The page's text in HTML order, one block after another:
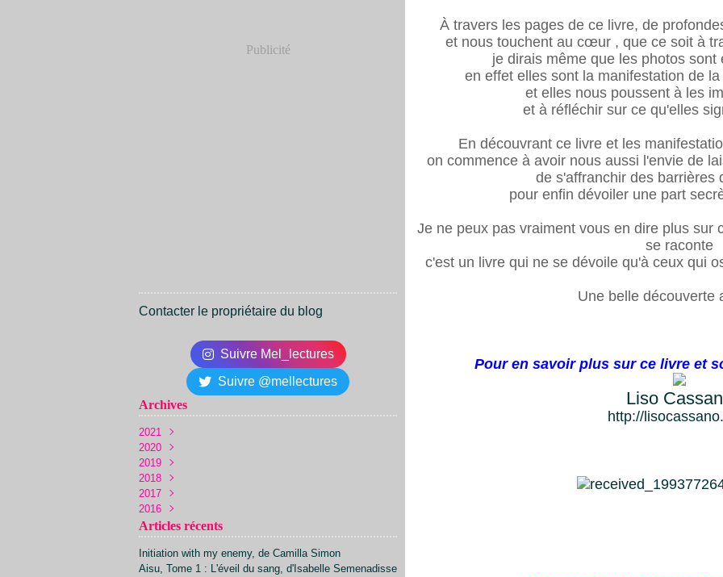
Publicité
Contacter le propriétaire du blog
Suivre Mel_lectures
Suivre @mellectures
Archives
2021
Juin
2020
Décembre
Novembre
Octobre
Juin
Mai(3)
Avril(7)
Mars (1)
Février(2)
2019
Novembre
Octobre
Septembre
Août(19)
Juillet(20)
Juin(24)
Mai(17)
2018
Décembre
Novembre
Octobre(24)
Septembre(23)
Août(26)
Juillet(30)
2017
Décembre
Novembre(36)
Octobre(34)
Septembre(20)
Août(23)
2016
Décembre(14)
Novembre(21)
Octobre(22)
Septembre(28)
Articles récents
Initiation with my enemy, de Camilla Simon
Aisu, Tome 1 : L'éveil du sang, d'Isabelle Semenadisse
À travers les pages de ce livre, de
et nous touchent au cœur , que ce soit à
je dirais même que les photos sont
en effet elles sont la manifestation de
et elles nous poussent à les
et à réfléchir sur ce qu'elles
En découvrant ce livre et les
on commence à avoir nous aussi l'envie de
de s'affranchir des barrières
pour enfin dévoiler une part
Je ne peux pas vraiment vous en dire plus sur
se raconte
c'est un livre qui ne se dévoile qu'à ceux qui
Une belle découverte
Pour en savoir plus sur ce livre et
Liso
http://